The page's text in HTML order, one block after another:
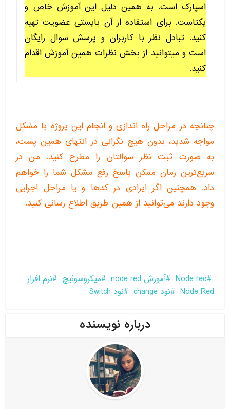
اسپارک است. به همین دلیل این آموزش خاص و
یکتاست. برای استفاده از آن بایستی عضویت تهیه
کنید. تبادل نظر با کاربران و پرسش سوال رایگان
است و میتوانید از بخش نظرات همین آموزش اقدام
کنید.
چنانچه در مراحل راه اندازی و انجام این پروژه با مشکل
مواجه شدید، بدون هیچ نگرانی در انتهای همین پست،
به صورت ثبت نظر سوالتان را مطرح کنید. من در
سریع‌ترین زمان ممکن پاسخ رفع مشکل شما را خواهم
داد. همچنین اگر ایرادی در کدها و یا مراحل اجرایی
وجود دارند می‌توانید از همین طریق اطلاع رسانی کنید.
Node red آموزش node red میکروسوئیچ
نرم افزار
Node Red
نود change نود Switch
درباره نویسنده